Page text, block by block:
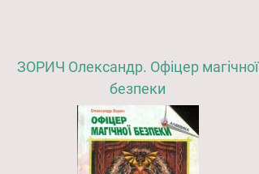
ЗОРИЧ Олександр. Офіцер магічної
безпеки